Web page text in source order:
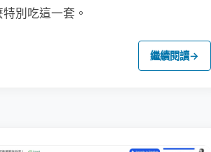
別吃這一套。
繼續閱讀→